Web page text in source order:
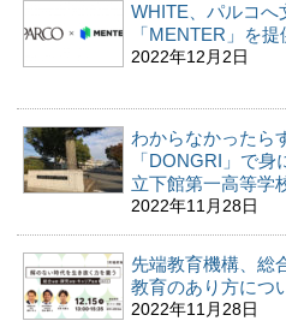
WHITE、パルコへ
「MENTER」を
2022年12月2日
わからなかったら
「DONGRI」で
立下館第一高等学
2022年11月28日
先端教育機構、総
教育のあり方につ
2022年11月28日